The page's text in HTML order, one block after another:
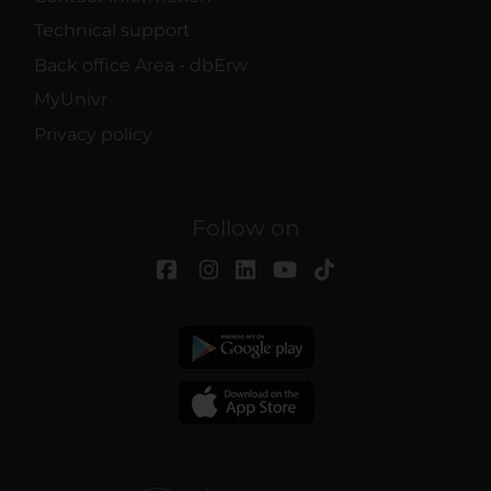
Technical support
Back office Area - dbErw
MyUnivr
Privacy policy
Follow on